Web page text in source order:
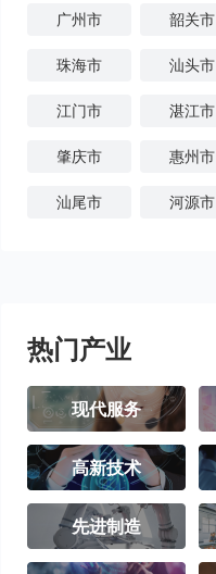
广州市 韶关市
珠海市 汕头市
江门市 湛江市
肇庆市 惠州市
汕尾市 河源市
热门产业
现代服务
高新技术
先进制造